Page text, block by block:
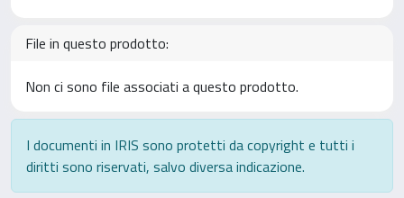
File in questo prodotto:
Non ci sono file associati a questo prodotto.
I documenti in IRIS sono protetti da copyright e tutti i
diritti sono riservati, salvo diversa indicazione.